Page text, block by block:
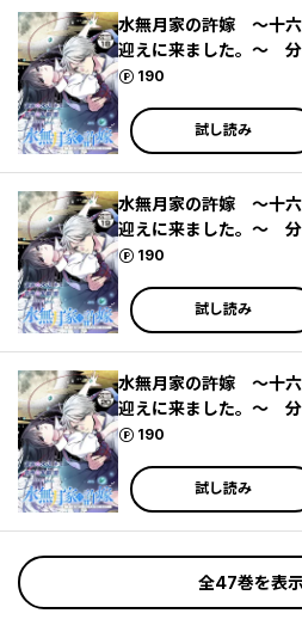
水無月家の許嫁 ～十
迎えに来ました。～ 分
190
ポイント
試し読み
水無月家の許嫁 ～十
迎えに来ました。～ 分
190
ポイント
試し読み
水無月家の許嫁 ～十
迎えに来ました。～ 分
190
ポイント
試し読み
全47巻を表